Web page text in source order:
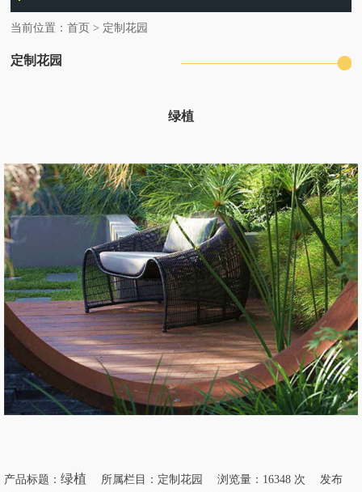
当前位置：首页 > 定制花园
定制花园
绿植
产品标题： 绿植 所属栏目： 定制花园
浏览量：16348 次 发布